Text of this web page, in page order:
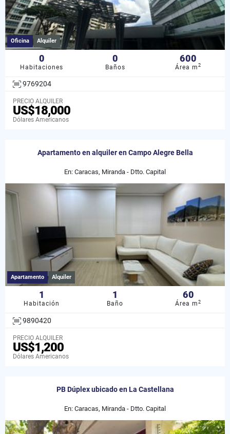
Oficina Alquiler
0
Habitaciones
0
Baños
600
Área m2
9769204
PRECIO ALQUILER
US$18,000
Dólares Americanos
Apartamento en alquiler en Campo Alegre Bella
En: Caracas, Miranda - Dtto. Capital
Apartamento Alquiler
1
Habitación
1
Baño
60
Área m2
9890420
PRECIO ALQUILER
US$1,200
Dólares Americanos
PB Dúplex ubicado en La Castellana
En: Caracas, Miranda - Dtto. Capital